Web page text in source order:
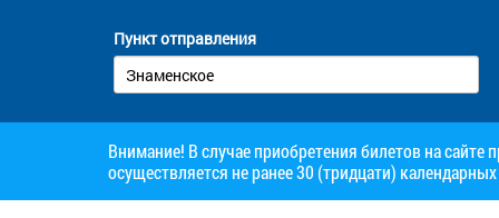
Пункт отправления
Внимание! В случае приобретения билетов на
осуществляется не ранее 30 (тридцати)